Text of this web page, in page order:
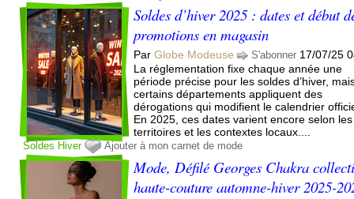
Soldes d’hiver 2025 : dates et début
promotions en magasin
ParGlobe Modeuse S'abonner 17/07/25
La réglementation fixe chaque année une
période précise pour les soldes d’hiver,
certains départements appliquent des
dérogations qui modifient le calendrier
En 2025, ces dates varient encore selon les
territoires et les contextes locaux....
Soldes Hiver Ajouter à mon carnet de mode
Mode, Défilé Georges Chakra
haute-couture automne-hiver 2025-